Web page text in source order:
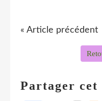
« Article précédent
Partager